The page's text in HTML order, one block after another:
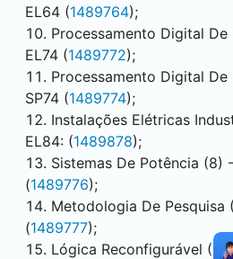
EL64 (1489764);
Processamento Digital De
EL74 (1489772);
Processamento Digital De
SP74 (1489774);
Instalações Elétricas
EL84: (1489878);
Sistemas De Potência (8)
(1489776);
Metodologia De Pesquisa
(1489777);
Lógica Reconfigurável (8)